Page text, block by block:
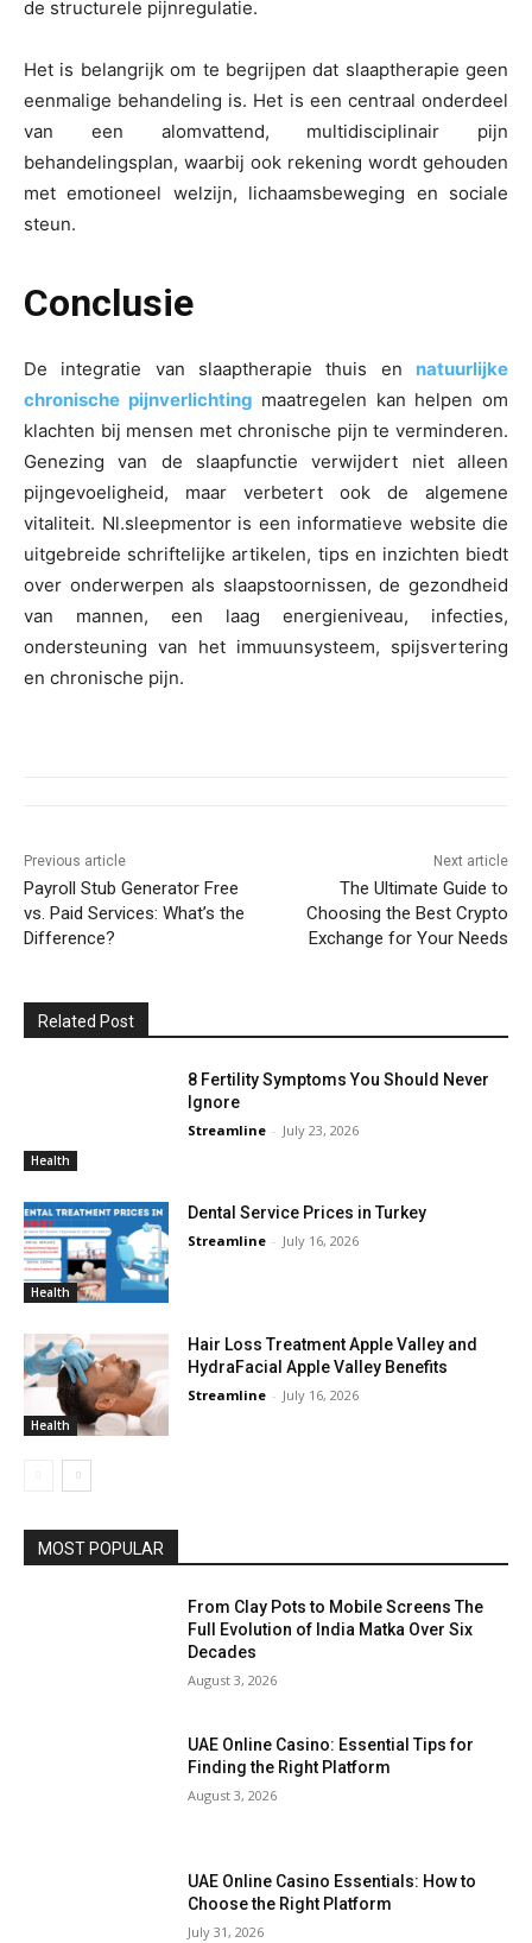
de structurele pijnregulatie.
Het is belangrijk om te begrijpen dat slaaptherapie geen
eenmalige behandeling is. Het is een centraal onderdeel
van een alomvattend, multidisciplinair pijn
behandelingsplan, waarbij ook rekening wordt gehouden
met emotioneel welzijn, lichaamsbeweging en sociale
steun.
Conclusie
De integratie van slaaptherapie thuis en natuurlijke
chronische pijnverlichting maatregelen kan helpen om
klachten bij mensen met chronische pijn te verminderen.
Genezing van de slaapfunctie verwijdert niet alleen
pijngevoeligheid, maar verbetert ook de algemene
vitaliteit. Nl.sleepmentor is een informatieve website die
uitgebreide schriftelijke artikelen, tips en inzichten biedt
over onderwerpen als slaapstoornissen, de gezondheid
van mannen, een laag energieniveau, infecties,
ondersteuning van het immuunsysteem, spijsvertering
en chronische pijn.
Previous article
Payroll Stub Generator Free
vs. Paid Services: What’s the
Difference?
Next article
The Ultimate Guide to
Choosing the Best Crypto
Exchange for Your Needs
Related Post
Health
8 Fertility Symptoms You Should Never
Ignore
Streamline - July 23, 2026
Health
Dental Service Prices in Turkey
Streamline - July 16, 2026
Health
Hair Loss Treatment Apple Valley and
HydraFacial Apple Valley Benefits
Streamline - July 16, 2026
MOST POPULAR
From Clay Pots to Mobile Screens The
Full Evolution of India Matka Over Six
Decades
August 3, 2026
UAE Online Casino: Essential Tips for
Finding the Right Platform
August 3, 2026
UAE Online Casino Essentials: How to
Choose the Right Platform
July 31, 2026